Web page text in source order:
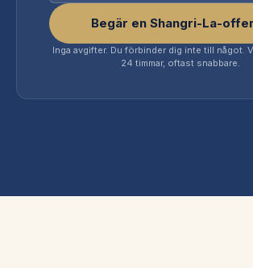
Begär en Shangri-La-
Inga avgifter. Du förbinder dig inte till något.
24 timmar, oftast snabbare.